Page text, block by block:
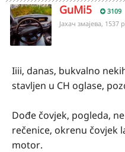
GuMi5 3109
Јахач змајева, 1537
Iiii, danas, bukvalno
stavljen u CH oglase,
Dođe čovjek, pogleda,
rečenice, okrenu čovjek
motor.